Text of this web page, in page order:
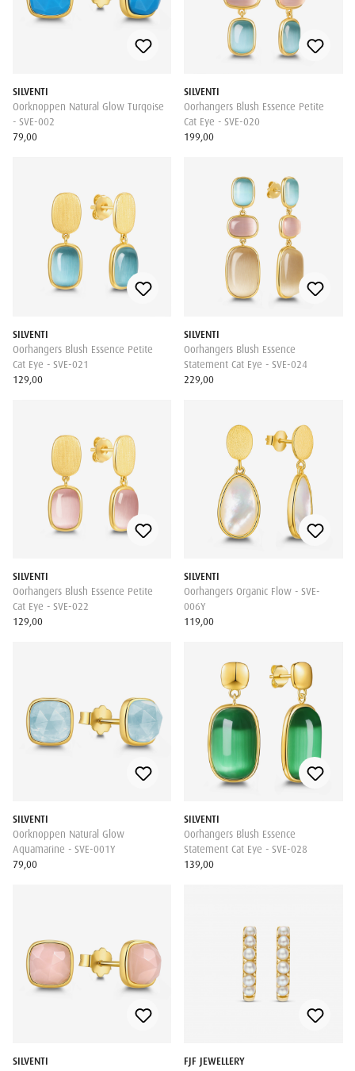
SILVENTI
Oorknoppen Natural Glow Turqoise
- SVE-002
79,00
SILVENTI
Oorhangers Blush Essence Petite
Cat Eye - SVE-020
199,00
SILVENTI
Oorhangers Blush Essence Petite
Cat Eye - SVE-021
129,00
SILVENTI
Oorhangers Blush Essence
Statement Cat Eye - SVE-024
229,00
SILVENTI
Oorhangers Blush Essence Petite
Cat Eye - SVE-022
129,00
SILVENTI
Oorhangers Organic Flow - SVE-
006Y
119,00
SILVENTI
Oorknoppen Natural Glow
Aquamarine - SVE-001Y
79,00
SILVENTI
Oorhangers Blush Essence
Statement Cat Eye - SVE-028
139,00
SILVENTI
FJF JEWELLERY